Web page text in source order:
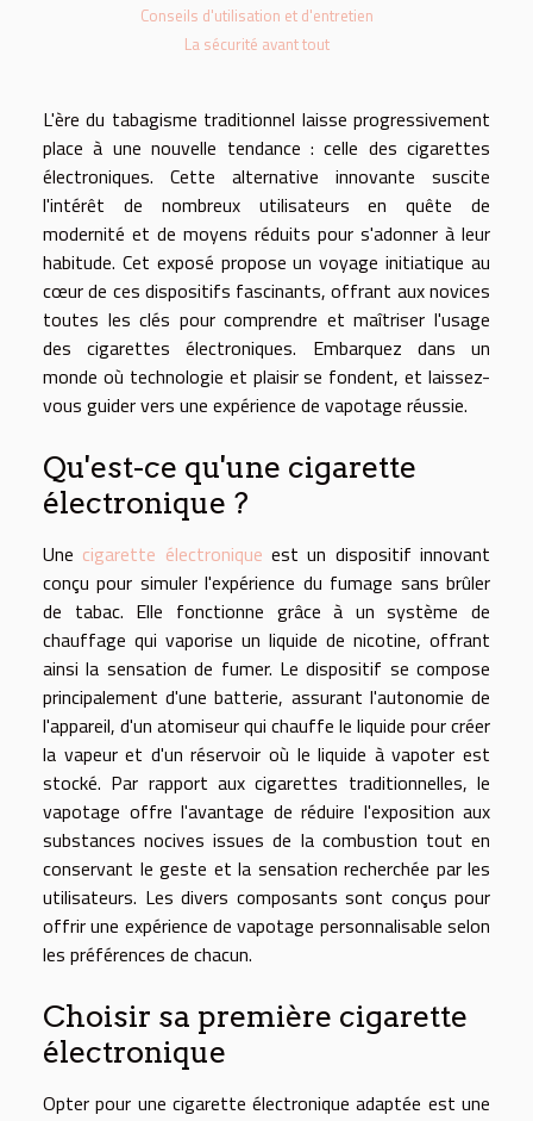
Conseils d'utilisation et d'entretien
La sécurité avant tout
L'ère du tabagisme traditionnel laisse progressivement
place à une nouvelle tendance : celle des cigarettes
électroniques. Cette alternative innovante suscite
l'intérêt de nombreux utilisateurs en quête de
modernité et de moyens réduits pour s'adonner à leur
habitude. Cet exposé propose un voyage initiatique au
cœur de ces dispositifs fascinants, offrant aux novices
toutes les clés pour comprendre et maîtriser l'usage
des cigarettes électroniques. Embarquez dans un
monde où technologie et plaisir se fondent, et laissez-
vous guider vers une expérience de vapotage réussie.
Qu'est-ce qu'une cigarette
électronique ?
Une cigarette électronique est un dispositif innovant
conçu pour simuler l'expérience du fumage sans brûler
de tabac. Elle fonctionne grâce à un système de
chauffage qui vaporise un liquide de nicotine, offrant
ainsi la sensation de fumer. Le dispositif se compose
principalement d'une batterie, assurant l'autonomie de
l'appareil, d'un atomiseur qui chauffe le liquide pour créer
la vapeur et d'un réservoir où le liquide à vapoter est
stocké. Par rapport aux cigarettes traditionnelles, le
vapotage offre l'avantage de réduire l'exposition aux
substances nocives issues de la combustion tout en
conservant le geste et la sensation recherchée par les
utilisateurs. Les divers composants sont conçus pour
offrir une expérience de vapotage personnalisable selon
les préférences de chacun.
Choisir sa première cigarette
électronique
Opter pour une cigarette électronique adaptée est une